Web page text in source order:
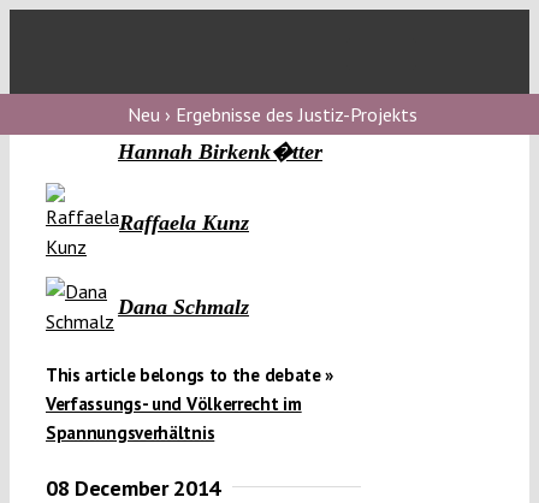
Neu › Ergebnisse des Justiz-Projekts
Hannah Birkenk�tter
Raffaela Kunz
Dana Schmalz
This article belongs to the debate »
Verfassungs- und Völkerrecht im
Spannungsverhältnis
08 December 2014